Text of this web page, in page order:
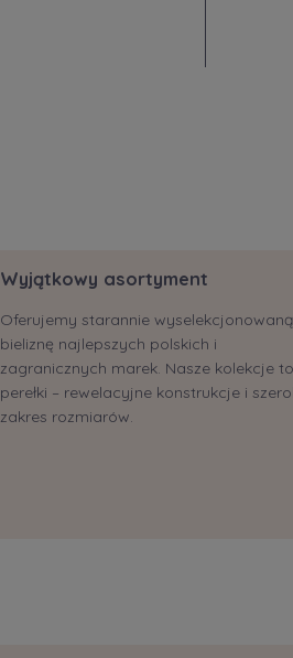
Wyjątkowy asortyment
Oferujemy starannie wyselekcjonowaną
bieliznę najlepszych polskich i
zagranicznych marek. Nasze kolekcje to
perełki – rewelacyjne konstrukcje i
zakres rozmiarów.